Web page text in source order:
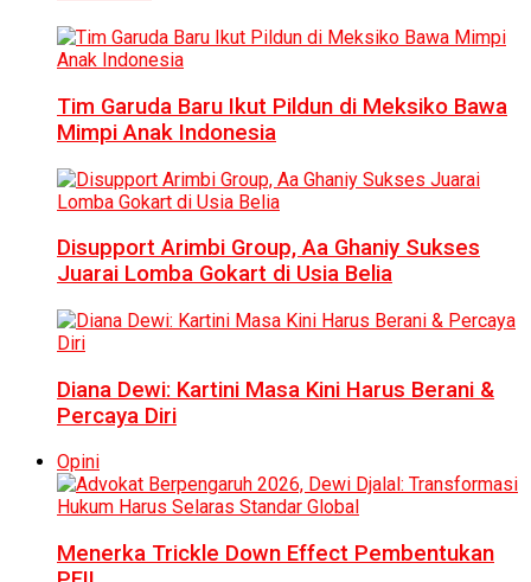
Tim Garuda Baru Ikut Pildun di Meksiko Bawa
Mimpi Anak Indonesia
Disupport Arimbi Group, Aa Ghaniy Sukses
Juarai Lomba Gokart di Usia Belia
Diana Dewi: Kartini Masa Kini Harus Berani &
Percaya Diri
Opini
Menerka Trickle Down Effect Pembentukan